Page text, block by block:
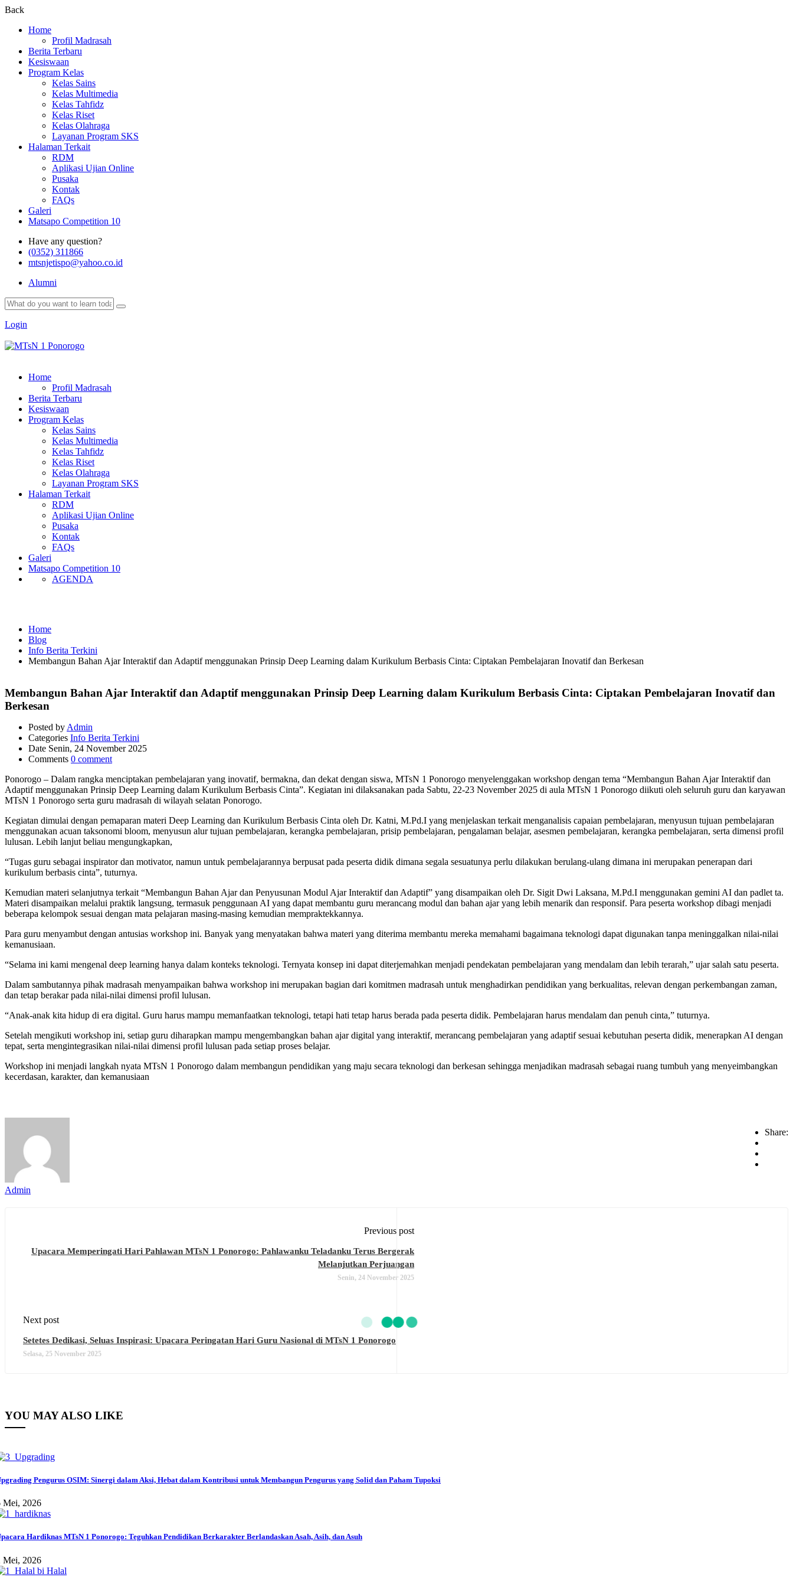
Back
Home
Profil Madrasah
Berita Terbaru
Kesiswaan
Program Kelas
Kelas Sains
Kelas Multimedia
Kelas Tahfidz
Kelas Riset
Kelas Olahraga
Layanan Program SKS
Halaman Terkait
RDM
Aplikasi Ujian Online
Pusaka
Kontak
FAQs
Galeri
Matsapo Competition 10
Have any question?
(0352) 311866
mtsnjetispo@yahoo.co.id
Alumni
Login
Home
Profil Madrasah
Berita Terbaru
Kesiswaan
Program Kelas
Kelas Sains
Kelas Multimedia
Kelas Tahfidz
Kelas Riset
Kelas Olahraga
Layanan Program SKS
Halaman Terkait
RDM
Aplikasi Ujian Online
Pusaka
Kontak
FAQs
Galeri
Matsapo Competition 10
AGENDA
Home
Blog
Info Berita Terkini
Membangun Bahan Ajar Interaktif dan Adaptif menggunakan Prinsip Deep Learning dalam Kurikulum Berbasis Cinta: Ciptakan Pembelajaran Inovatif dan Berkesan
Membangun Bahan Ajar Interaktif dan Adaptif menggunakan Prinsip Deep Learning dalam Kurikulum Berbasis Cinta: Ciptakan Pembelajaran Inovatif dan
Berkesan
Posted by Admin
Categories Info Berita Terkini
Date Senin, 24 November 2025
Comments 0 comment
Ponorogo – Dalam rangka menciptakan pembelajaran yang inovatif, bermakna, dan dekat dengan siswa, MTsN 1 Ponorogo menyelenggakan workshop dengan tema “Membangun Bahan Ajar Interaktif dan
Adaptif menggunakan Prinsip Deep Learning dalam Kurikulum Berbasis Cinta”. Kegiatan ini dilaksanakan pada Sabtu, 22-23 November 2025 di aula MTsN 1 Ponorogo diikuti oleh seluruh guru dan karyawan
MTsN 1 Ponorogo serta guru madrasah di wilayah selatan Ponorogo.
Kegiatan dimulai dengan pemaparan materi Deep Learning dan Kurikulum Berbasis Cinta oleh Dr. Katni, M.Pd.I yang menjelaskan terkait menganalisis capaian pembelajaran, menyusun tujuan pembelajaran
menggunakan acuan taksonomi bloom, menyusun alur tujuan pembelajaran, kerangka pembelajaran, prisip pembelajaran, pengalaman belajar, asesmen pembelajaran, kerangka pembelajaran, serta dimensi profil
lulusan. Lebih lanjut beliau mengungkapkan,
“Tugas guru sebagai inspirator dan motivator, namun untuk pembelajarannya berpusat pada peserta didik dimana segala sesuatunya perlu dilakukan berulang-ulang dimana ini merupakan penerapan dari
kurikulum berbasis cinta”, tuturnya.
Kemudian materi selanjutnya terkait “Membangun Bahan Ajar dan Penyusunan Modul Ajar Interaktif dan Adaptif” yang disampaikan oleh Dr. Sigit Dwi Laksana, M.Pd.I menggunakan gemini AI dan padlet ta.
Materi disampaikan melalui praktik langsung, termasuk penggunaan AI yang dapat membantu guru merancang modul dan bahan ajar yang lebih menarik dan responsif. Para peserta workshop dibagi menjadi
beberapa kelompok sesuai dengan mata pelajaran masing-masing kemudian mempraktekkannya.
Para guru menyambut dengan antusias workshop ini. Banyak yang menyatakan bahwa materi yang diterima membantu mereka memahami bagaimana teknologi dapat digunakan tanpa meninggalkan nilai-nilai
kemanusiaan.
“Selama ini kami mengenal deep learning hanya dalam konteks teknologi. Ternyata konsep ini dapat diterjemahkan menjadi pendekatan pembelajaran yang mendalam dan lebih terarah,” ujar salah satu peserta.
Dalam sambutannya pihak madrasah menyampaikan bahwa workshop ini merupakan bagian dari komitmen madrasah untuk menghadirkan pendidikan yang berkualitas, relevan dengan perkembangan zaman,
dan tetap berakar pada nilai-nilai dimensi profil lulusan.
“Anak-anak kita hidup di era digital. Guru harus mampu memanfaatkan teknologi, tetapi hati tetap harus berada pada peserta didik. Pembelajaran harus mendalam dan penuh cinta,” tuturnya.
Setelah mengikuti workshop ini, setiap guru diharapkan mampu mengembangkan bahan ajar digital yang interaktif, merancang pembelajaran yang adaptif sesuai kebutuhan peserta didik, menerapkan AI dengan
tepat, serta mengintegrasikan nilai-nilai dimensi profil lulusan pada setiap proses belajar.
Workshop ini menjadi langkah nyata MTsN 1 Ponorogo dalam membangun pendidikan yang maju secara teknologi dan berkesan sehingga menjadikan madrasah sebagai ruang tumbuh yang menyeimbangkan
kecerdasan, karakter, dan kemanusiaan
Share:
Admin
Previous post
Upacara Memperingati Hari Pahlawan MTsN 1 Ponorogo: Pahlawanku Teladanku Terus Bergerak
Melanjutkan Perjuangan
Senin, 24 November 2025
Next post
Setetes Dedikasi, Seluas Inspirasi: Upacara Peringatan Hari Guru Nasional di MTsN 1 Ponorogo
Selasa, 25 November 2025
YOU MAY ALSO LIKE
Pengurus OSIM: Sinergi dalam Aksi, Hebat dalam Kontribusi untuk Membangun Pengurus yang Solid dan Paham Tupoksi
Mei, 2026
Hardiknas MTsN 1 Ponorogo: Teguhkan Pendidikan Berkarakter Berlandaskan Asah, Asih, dan Asuh
Mei, 2026